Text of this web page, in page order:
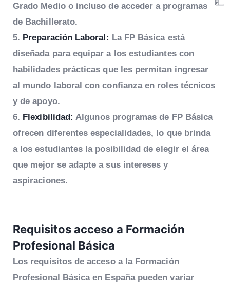
Grado Medio o incluso de acceder a programas
de Bachillerato.
Preparación Laboral: La FP Básica está
diseñada para equipar a los estudiantes con
habilidades prácticas que les permitan ingresar
al mundo laboral con confianza en roles técnicos
y de apoyo.
Flexibilidad: Algunos programas de FP Básica
ofrecen diferentes especialidades, lo que brinda
a los estudiantes la posibilidad de elegir el área
que mejor se adapte a sus intereses y
aspiraciones.
Requisitos acceso a Formación
Profesional Básica
Los requisitos de acceso a la Formación
Profesional Básica en España pueden variar